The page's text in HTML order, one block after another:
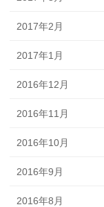
2017年2月
2017年1月
2016年12月
2016年11月
2016年10月
2016年9月
2016年8月